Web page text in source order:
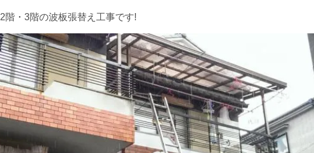
2階・3階の波板張替え工事です!